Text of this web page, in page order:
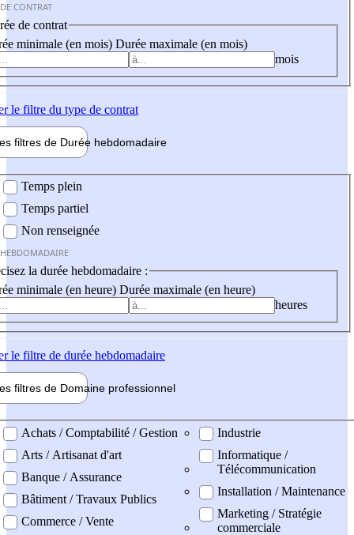
CONTRAT
de contrat
minimale (en mois) Durée maximale (en mois)
mois
le filtre du type de contrat
filtres de Durée hebdomadaire
Temps plein
Temps partiel
Non renseignée
la durée hebdomadaire :
minimale (en heure) Durée maximale (en heure)
heures
le filtre de durée hebdomadaire
filtres de Domaine professionnel
professionel
Achats / Comptabilité / Gestion
Arts / Artisanat d'art
Banque / Assurance
Bâtiment / Travaux Publics
Commerce / Vente
Industrie
Informatique /
Télécommunication
Installation / Maintenance
Marketing / Stratégie
commerciale